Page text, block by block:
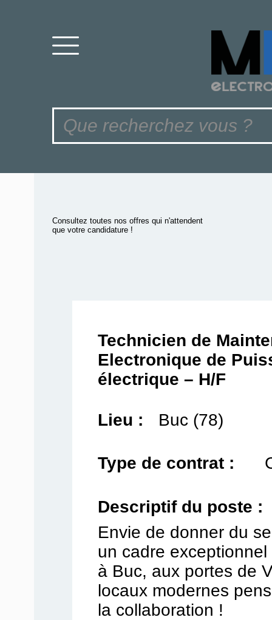
Consultez toutes nos offres qui n'attendent
que votre candidature !
Technicien de
Electronique de
électrique – H/F
Lieu : Buc (78)
Type de contrat :
Descriptif du poste :
Envie de donner du
un cadre
à Buc, aux portes de
locaux modernes
la collaboration !